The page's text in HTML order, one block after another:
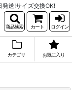
送!サイズ交換OK!
商品検索 カート ログイン
カテゴリ お気に入り